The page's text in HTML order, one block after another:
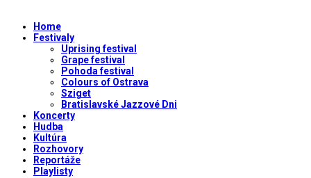
Home
Festivaly
Uprising festival
Grape festival
Pohoda festival
Colours of Ostrava
Sziget
Bratislavské Jazzové Dni
Koncerty
Hudba
Kultúra
Rozhovory
Reportáže
Playlisty